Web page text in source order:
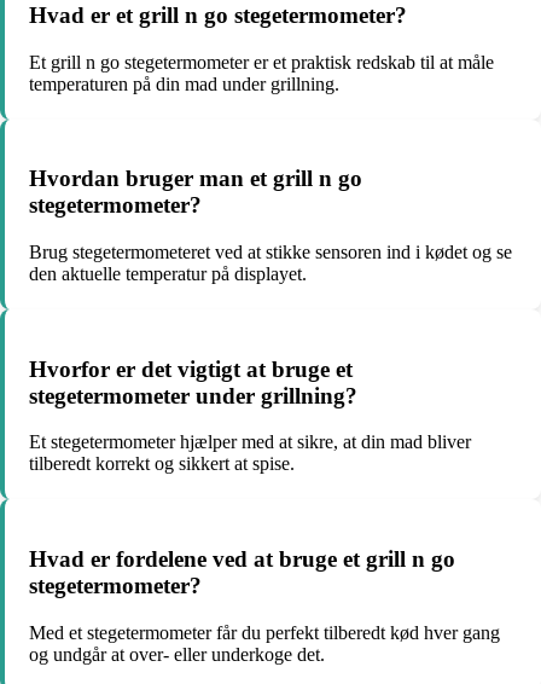
Hvad er et grill n go stegetermometer?
Et grill n go stegetermometer er et praktisk redskab til at måle
temperaturen på din mad under grillning.
Hvordan bruger man et grill n go
stegetermometer?
Brug stegetermometeret ved at stikke sensoren ind i kødet og se
den aktuelle temperatur på displayet.
Hvorfor er det vigtigt at bruge et
stegetermometer under grillning?
Et stegetermometer hjælper med at sikre, at din mad bliver
tilberedt korrekt og sikkert at spise.
Hvad er fordelene ved at bruge et grill n go
stegetermometer?
Med et stegetermometer får du perfekt tilberedt kød hver gang
og undgår at over- eller underkoge det.